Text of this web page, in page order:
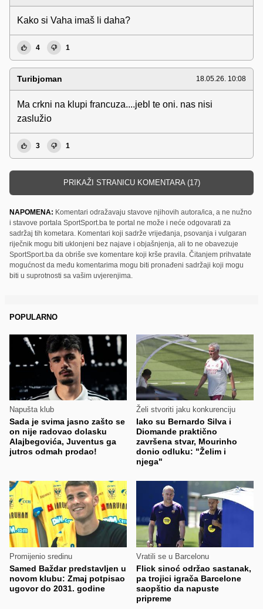
Kako si Vaha imaš li daha?
4 1
Turibjoman 18.05.26. 10:08
Ma crkni na klupi francuza....jebl te oni. nas nisi
zaslužio
3 1
PRIKAŽI STRANICU KOMENTARA (17)
NAPOMENA: Komentari odražavaju stavove njihovih autora/ica, a ne nužno
i stavove portala SportSport.ba te portal ne može i neće odgovarati za
sadržaj tih kometara. Komentari koji sadrže vrijeđanja, psovanja i vulgaran
riječnik mogu biti uklonjeni bez najave i objašnjenja, ali to ne obavezuje
SportSport.ba da obriše sve komentare koji krše pravila. Čitanjem prihvatate
mogućnost da među komentarima mogu biti pronađeni sadržaji koji mogu
biti u suprotnosti sa vašim uvjerenjima.
POPULARNO
Napušta klub
Sada je svima jasno zašto se
on nije radovao dolasku
Alajbegovića, Juventus ga
jutros odmah prodao!
Želi stvoriti jaku konkurenciju
Iako su Bernardo Silva i
Diomande praktično
završena stvar, Mourinho
donio odluku: "Želim i
njega"
Promijenio sredinu
Samed Baždar predstavljen u
novom klubu: Zmaj potpisao
ugovor do 2031. godine
Vratili se u Barcelonu
Flick sinoć održao sastanak,
pa trojici igrača Barcelone
saopštio da napuste
pripreme